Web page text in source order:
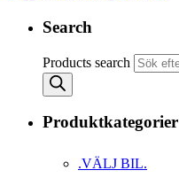
Search
Products search
Produktkategorier
.VÄLJ BIL.